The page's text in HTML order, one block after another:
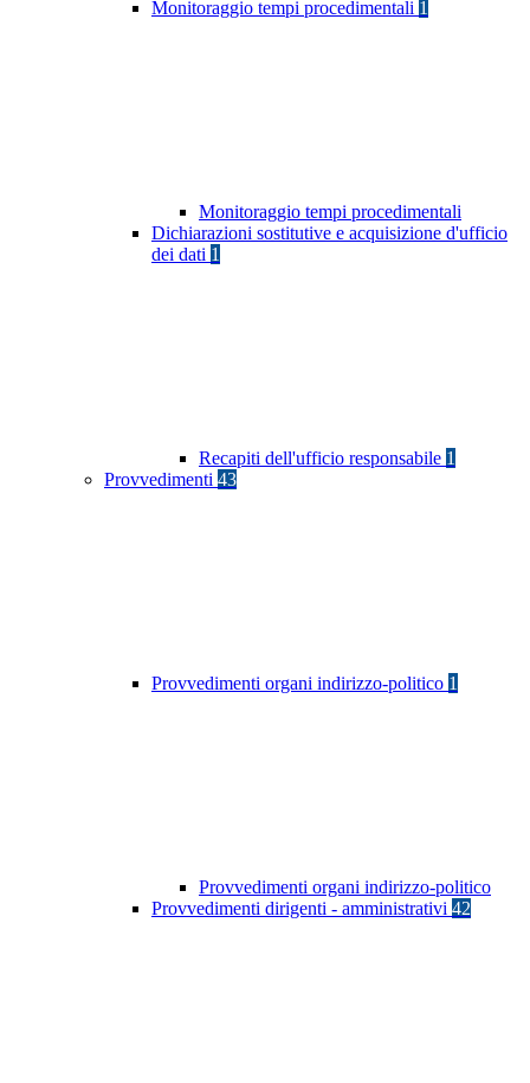
Monitoraggio tempi procedimentali 1
Monitoraggio tempi procedimentali
Dichiarazioni sostitutive e acquisizione d'ufficio
dei dati 1
Recapiti dell'ufficio responsabile 1
Provvedimenti 43
Provvedimenti organi indirizzo-politico 1
Provvedimenti organi indirizzo-politico
Provvedimenti dirigenti - amministrativi 42